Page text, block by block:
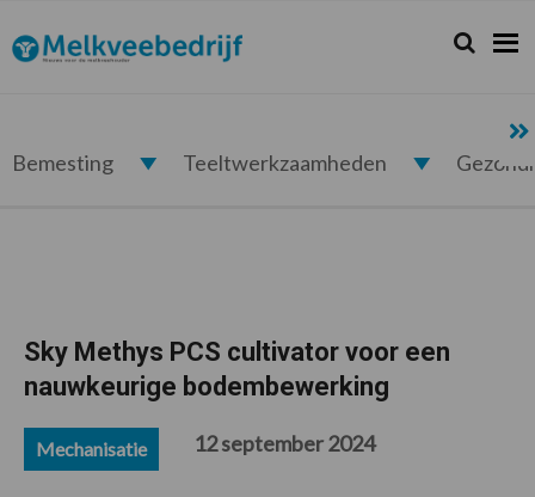
de
hoofdnavigatie
de
hoofd
de
eerste
de
voettekst
Melkveebedrijf.nl Zoeken...
Zoek
Bemesting Teeltwerkzaamheden
Sky Methys PCS cultivator voor een
nauwkeurige bodembewerking
Mechanisatie 12 september 2024